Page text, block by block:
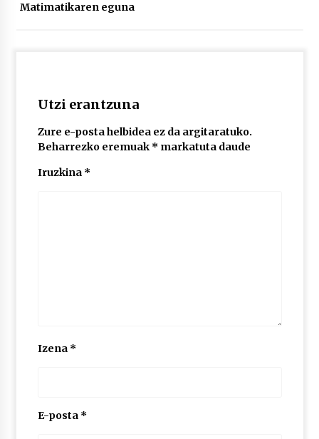
2026/07/03
Matimatikaren eguna
Utzi erantzuna
Zure e-posta helbidea ez da argitaratuko.
Beharrezko eremuak * markatuta daude
Iruzkina *
Izena *
E-posta *